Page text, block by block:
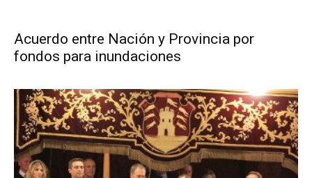
Acuerdo entre Nación y Provincia por
fondos para inundaciones